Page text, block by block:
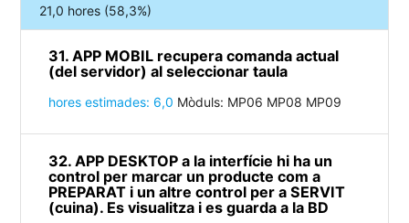
21,0 hores (58,3%)
31. APP MOBIL recupera comanda actual
(del servidor) al seleccionar taula
hores estimades: 6,0 Mòduls: MP06 MP08 MP09
32. APP DESKTOP a la interfície hi ha un
control per marcar un producte com a
PREPARAT i un altre control per a SERVIT
(cuina). Es visualitza i es guarda a la BD